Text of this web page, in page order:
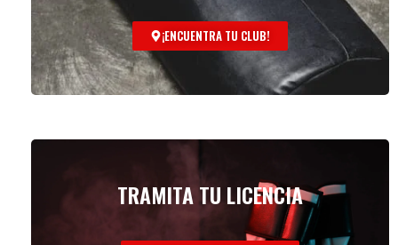
¡ENCUENTRA TU CLUB!
TRAMITA TU LICENCIA